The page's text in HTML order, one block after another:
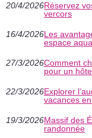
20/4/2026Réservez
vercors
16/4/2026Les
espace
27/3/2026Comment
pour un
22/3/2026Explorer
vacances
19/3/2026Massif des
randonnée